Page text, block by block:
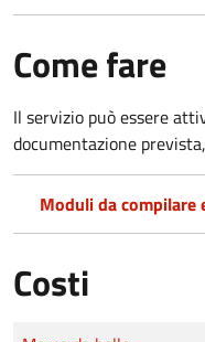
Come fare
Il servizio può essere
documentazione
Moduli da compilare
Costi
Tipo di pagamento
Importo